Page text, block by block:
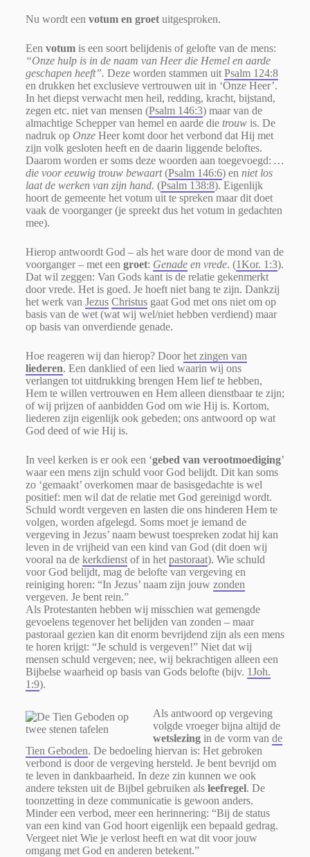
Nu wordt een votum en groetuitgesproken.
Een votumis een soort belijdenis of gelofte van de mens:
“Onze hulp is in de naam van Heer die Hemel en aarde
geschapen heeft”. Deze worden stammen uit Psalm 124:8
en drukken het exclusieve vertrouwen uit in ‘Onze Heer’.
In het diepst verwacht men heil, redding, kracht, bijstand,
zegen etc. niet van mensen (Psalm 146:3) maar van de
almachtige Schepper van hemel en aarde die trouwis. De
nadruk op OnzeHeer komt door het verbond dat Hij met
zijn volk gesloten heeft en de daarin liggende beloftes.
Daarom worden er soms deze woorden aan toegevoegd: …
die voor eeuwig trouw bewaart(Psalm 146:6) en niet los
laat de werken van zijn hand. (Psalm 138:8). Eigenlijk
hoort de gemeente het votum uit te spreken maar dit doet
vaak de voorganger(je spreekt dus het votum in gedachten
mee).
Hierop antwoordt God – als het ware door de mond van de
voorganger – met een groet: Genadeen vrede. (1Kor. 1:3).
Dat wil zeggen: Van Gods kant is de relatie gekenmerkt
door vrede. Het is goed. Je hoeft niet bang te zijn. Dankzij
het werk van Jezus Christusgaat God met ons niet om op
basis van de wet (wat wij wel/niet hebben verdiend) maar
op basis van onverdiende genade.
Hoe reageren wij dan hierop? Doorhet zingen van
liederen. Een danklied of een lied waarin wij ons
verlangen tot uitdrukking brengen Hem lief te hebben,
Hem te willen vertrouwen en Hem alleen dienstbaar te zijn;
of wij prijzen of aanbidden God om wie Hij is. Kortom,
liederen zijn eigenlijk ook gebeden; ons antwoord op wat
God deed of wie Hij is.
In veel kerken is er ook een ‘gebed van verootmoediging’
waar een mens zijn schuld voor God belijdt. Dit kan soms
zo ‘gemaakt’ overkomen maar de basisgedachte is wel
positief: men wil dat de relatie met God gereinigd wordt.
Schuld wordt vergeven en lasten die ons hinderen Hem te
volgen, worden afgelegd. Soms moet je iemand de
vergeving in Jezus’ naam bewust toespreken zodat hij kan
leven in de vrijheid van een kind van God (dit doen wij
vooral na de kerkdienstof in het pastoraat). Wie schuld
voor God belijdt, mag de belofte van vergeving en
reiniging horen: “In Jezus’ naam zijn jouw zonden
vergeven. Je bent rein.”
Als Protestanten hebben wij misschien wat gemengde
gevoelens tegenover het belijden van zonden – maar
pastoraal gezien kan dit enorm bevrijdend zijn als een mens
te horen krijgt: “Je schuld is vergeven!” Niet dat wij
mensen schuld vergeven; nee, wij bekrachtigen alleen een
Bijbelse waarheid op basis van Gods belofte (bijv. 1Joh.
1:9).
Als antwoord op vergeving
volgde vroeger bijna altijd de
wetslezing in de vorm van de
Tien Geboden. De bedoeling hiervan is: Het gebroken
verbond is door de vergeving hersteld. Je bent bevrijd om
te leven in dankbaarheid. In deze zin kunnen we ook
andere teksten uit de Bijbel gebruiken als leefregel. De
toonzetting in deze communicatie is gewoon anders.
Minder een verbod, meer een herinnering: “Bij de status
van een kind van God hoort eigenlijk een bepaald gedrag.
Vergeet niet Wie je verlost heeft en wat dit voor jouw
omgang met God en anderen betekent.”